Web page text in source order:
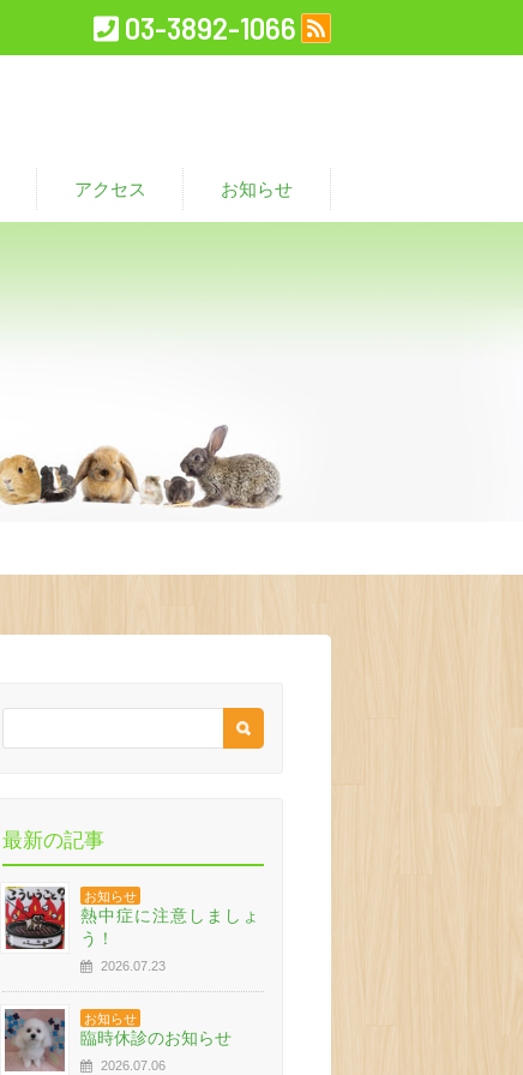
03-3892-1066
アクセス お知らせ
最新の記事
お知らせ
熱中症に注意しましょ
う！
2026.07.23
お知らせ
臨時休診のお知らせ
2026.07.06